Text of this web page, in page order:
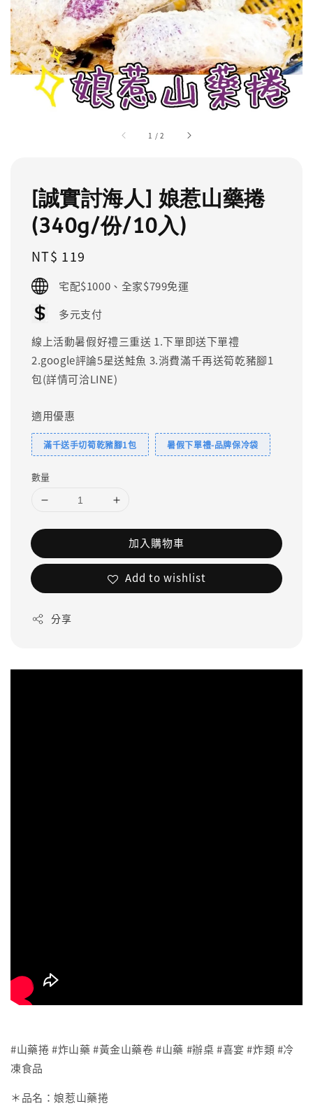
1 /2
[誠實討海人] 娘惹山藥捲
(340g/份/10入)
Regular
price
NT$ 119
宅配$1000、全家$799免運
多元支付
線上活動暑假好禮三重送 1.下單即送下單禮
2.google評論5星送鮭魚 3.消費滿千再送筍乾豬腳1
包(詳情可洽LINE)
適用優惠
滿千送手切筍乾豬腳1包 暑假下單禮-品牌保冷袋
數量
加入購物車
Add to wishlist
分享
#山藥捲 #炸山藥 #黃金山藥卷 #山藥 #辦桌 #喜宴 #炸類 #冷
凍食品
＊品名：娘惹山藥捲